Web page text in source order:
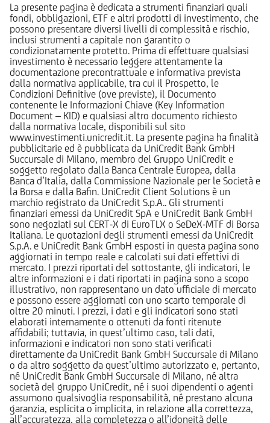
La presente pagina è dedicata a strumenti finanziari quali
fondi, obbligazioni, ETF e altri prodotti di investimento, che
possono presentare diversi livelli di complessità e rischio,
inclusi strumenti a capitale non garantito o
condizionatamente protetto. Prima di effettuare qualsiasi
investimento è necessario leggere attentamente la
documentazione precontrattuale e informativa prevista
dalla normativa applicabile, tra cui il Prospetto, le
Condizioni Definitive (ove previste), il Documento
contenente le Informazioni Chiave (Key Information
Document – KID) e qualsiasi altro documento richiesto
dalla normativa locale, disponibili sul sito
www.investimenti.unicredit.it. La presente pagina ha finalità
pubblicitarie ed è pubblicata da UniCredit Bank GmbH
Succursale di Milano, membro del Gruppo UniCredit e
soggetto regolato dalla Banca Centrale Europea, dalla
Banca d’Italia, dalla Commissione Nazionale per le Società e
la Borsa e dalla Bafin. UniCredit Client Solutions è un
marchio registrato da UniCredit S.p.A.. Gli strumenti
finanziari emessi da UniCredit SpA e UniCredit Bank GmbH
sono negoziati sul CERT-X di EuroTLX o SeDeX-MTF di Borsa
Italiana. Le quotazioni degli strumenti emessi da UniCredit
S.p.A. e UniCredit Bank GmbH esposti in questa pagina sono
aggiornati in tempo reale e calcolati sui dati effettivi di
mercato. I prezzi riportati del sottostante, gli indicatori, le
altre informazioni e i dati riportati in pagina sono a scopo
illustrativo, non rappresentano un dato ufficiale di mercato
e possono essere aggiornati con uno scarto temporale di
oltre 20 minuti. I prezzi, i dati e gli indicatori sono stati
elaborati internamente o ottenuti da fonti ritenute
affidabili; tuttavia, in quest’ultimo caso, tali dati,
informazioni e indicatori non sono stati verificati
direttamente da UniCredit Bank GmbH Succursale di Milano
o da altro soggetto da quest’ultimo autorizzato e, pertanto,
né UniCredit Bank GmbH Succursale di Milano, né altra
società del gruppo UniCredit, né i suoi dipendenti o agenti
assumono qualsivoglia responsabilità, né prestano alcuna
garanzia, esplicita o implicita, in relazione alla correttezza,
all’accuratezza, alla completezza o all’idoneità delle